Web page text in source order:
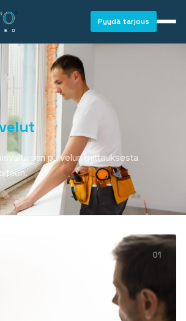
Pyydä tarjous
palvelun mittauksesta
01